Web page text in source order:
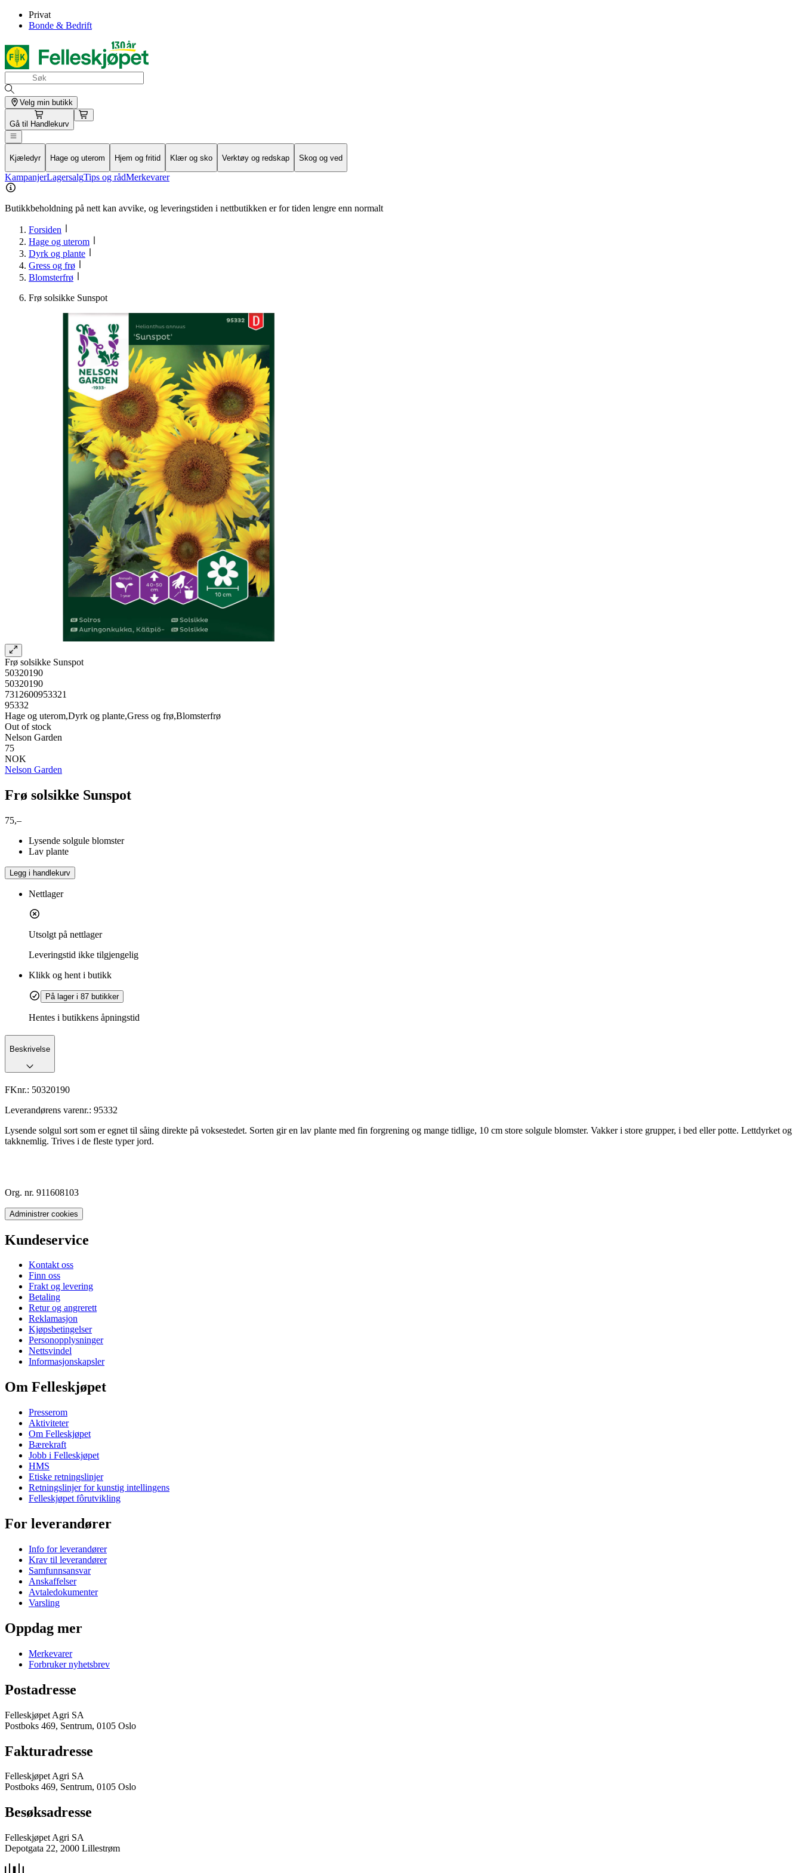
Privat
Bonde & Bedrift
Velg min butikk
Gå til Handlekurv
Kjæledyr Hage og uterom Hjem og fritid Klær og sko Verktøy og redskap Skog og ved
KampanjerLagersalgTips og rådMerkevarer
Butikkbeholdning på nett kan avvike, og leveringstiden i nettbutikken er for tiden lengre enn normalt
Forsiden
Hage og uterom
Dyrk og plante
Gress og frø
Blomsterfrø
Frø solsikke Sunspot
Frø solsikke Sunspot
50320190
50320190
7312600953321
95332
Hage og uterom,Dyrk og plante,Gress og frø,Blomsterfrø
Out of stock
Nelson Garden
75
NOK
Nelson Garden
Frø solsikke Sunspot
75,–
Lysende solgule blomster
Lav plante
Legg i handlekurv
Nettlager
Utsolgt på nettlager
Leveringstid ikke tilgjengelig
Klikk og hent i butikk
På lager i 87 butikker
Hentes i butikkens åpningstid
Beskrivelse
FKnr.: 50320190
Leverandørens varenr.: 95332
Lysende solgul sort som er egnet til såing direkte på voksestedet. Sorten gir en lav plante med fin forgrening og mange tidlige, 10 cm store solgule blomster. Vakker i store grupper, i bed eller potte. Lettdyrket og
takknemlig. Trives i de fleste typer jord.
Org. nr. 911608103
Administrer cookies
Kundeservice
Kontakt oss
Finn oss
Frakt og levering
Betaling
Retur og angrerett
Reklamasjon
Kjøpsbetingelser
Personopplysninger
Nettsvindel
Informasjonskapsler
Om Felleskjøpet
Presserom
Aktiviteter
Om Felleskjøpet
Bærekraft
Jobb i Felleskjøpet
HMS
Etiske retningslinjer
Retningslinjer for kunstig intellingens
Felleskjøpet fôrutvikling
For leverandører
Info for leverandører
Krav til leverandører
Samfunnsansvar
Anskaffelser
Avtaledokumenter
Varsling
Oppdag mer
Merkevarer
Forbruker nyhetsbrev
Postadresse
Felleskjøpet Agri SA
Postboks 469, Sentrum, 0105 Oslo
Fakturadresse
Felleskjøpet Agri SA
Postboks 469, Sentrum, 0105 Oslo
Besøksadresse
Felleskjøpet Agri SA
Depotgata 22, 2000 Lillestrøm